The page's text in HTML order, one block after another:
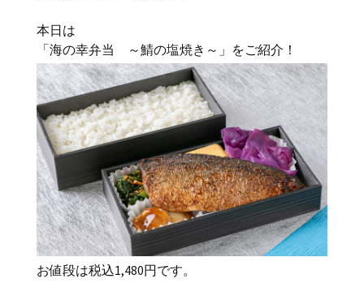
本日は
「海の幸弁当 ～鯖の塩焼き～」をご紹介！
お値段は税込1,480円です。